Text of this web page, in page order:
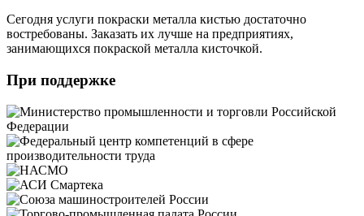
Сегодня услуги покраски металла кистью достаточно
востребованы. Заказать их лучше на предприятиях,
занимающихся покраской металла кисточкой.
При поддержке